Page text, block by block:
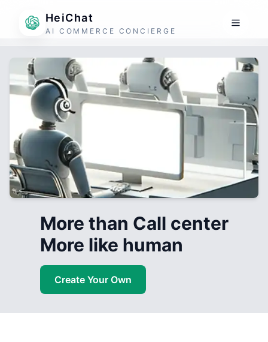
HeiChat
AI COMMERCE CONCIERGE
More than Call center
More like human
Create Your Own